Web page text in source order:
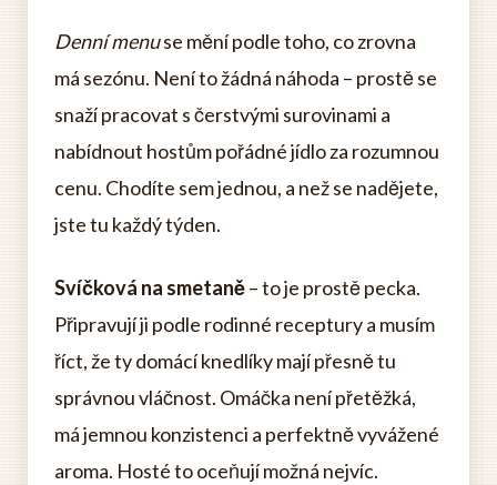
Denní menuse mění podle toho, co zrovna
má sezónu. Není to žádná náhoda – prostě se
snaží pracovat s čerstvými surovinami a
nabídnout hostům pořádné jídlo za rozumnou
cenu. Chodíte sem jednou, a než se nadějete,
jste tu každý týden.
Svíčková na smetaně– to je prostě pecka.
Připravují ji podle rodinné receptury a musím
říct, že ty domácí knedlíky mají přesně tu
správnou vláčnost. Omáčka není přetěžká,
má jemnou konzistenci a perfektně vyvážené
aroma. Hosté to oceňují možná nejvíc.